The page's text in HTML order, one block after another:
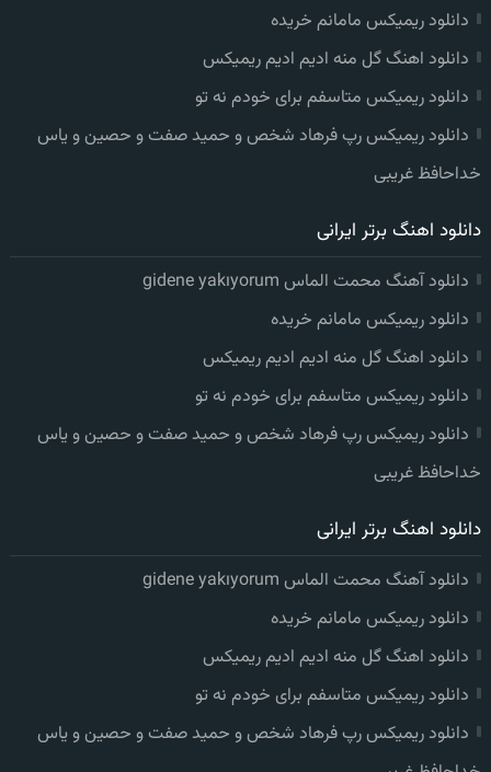
دانلود ریمیکس مامانم خریده
دانلود اهنگ گل منه ادیم ادیم ریمیکس
دانلود ریمیکس متاسفم برای خودم نه تو
دانلود ریمیکس رپ فرهاد شخص و حمید صفت و حصین و یاس
خداحافظ غریبی
دانلود اهنگ برتر ایرانی
دانلود آهنگ محمت الماس gidene yakıyorum
دانلود ریمیکس مامانم خریده
دانلود اهنگ گل منه ادیم ادیم ریمیکس
دانلود ریمیکس متاسفم برای خودم نه تو
دانلود ریمیکس رپ فرهاد شخص و حمید صفت و حصین و یاس
خداحافظ غریبی
دانلود اهنگ برتر ایرانی
دانلود آهنگ محمت الماس gidene yakıyorum
دانلود ریمیکس مامانم خریده
دانلود اهنگ گل منه ادیم ادیم ریمیکس
دانلود ریمیکس متاسفم برای خودم نه تو
دانلود ریمیکس رپ فرهاد شخص و حمید صفت و حصین و یاس